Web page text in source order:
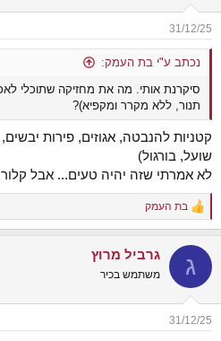
s
:
31/12/25
נכתב ע"י בת העמק:
סיקרנת אותי. מה את מחזיקה שתוכלי
תנור, ללא מקרר ומקפיא)?
קטניות להנבטה, אגוזים, פירות
שועל, בורגול)
לא אמרתי שזה יהיה טעים... אבל
R
e
c
i
s
בת העמק
ג גרביל מרוץ
משתמש בכיר
31/12/25